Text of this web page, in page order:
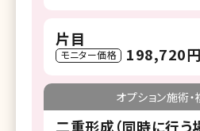
片目
モニター価格 198,720円
オプション施術
二重形成（同時に行う